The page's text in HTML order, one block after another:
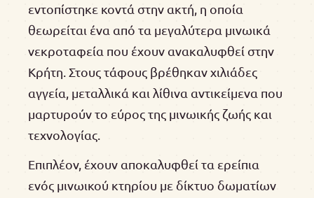
εντοπίστηκε κοντά στην ακτή, η οποία
θεωρείται ένα από τα μεγαλύτερα μινωικά
νεκροταφεία που έχουν ανακαλυφθεί στην
Κρήτη. Στους τάφους βρέθηκαν χιλιάδες
αγγεία, μεταλλικά και λίθινα αντικείμενα που
μαρτυρούν το εύρος της μινωικής ζωής και
τεχνολογίας.
Επιπλέον, έχουν αποκαλυφθεί τα ερείπια
ενός μινωικού κτηρίου με δίκτυο δωματίων